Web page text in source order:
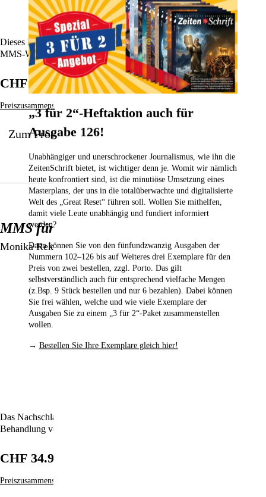
Dieses Buch ist das gegenwärtig umfassendste und informativste
MMS-Werk und bei uns neu erhältlich.
Zum Produkt
CHF 34.90
Preiszusammensetzung
MMS für Tiere
Monika Rekelhof
Das Nachschlagewerk für die ganzheitliche und eigenverantwortliche
Behandlung von Tieren mit MMS & CDL.
CHF 34.90
Preiszusammensetzung
„3 für 2“-Heftaktion auch für
Ausgabe 126!
Unabhängiger und unerschrockener Journalismus, wie ihn die
ZeitenSchrift bietet, ist wichtiger denn je. Womit wir nämlich
heute konfrontiert sind, ist die minutiöse Umsetzung eines
Masterplans, der uns in die totalüberwachte und digitalisierte
Welt des „Great Reset“ führen soll. Wollen Sie mithelfen,
damit viele Leute unabhängig und fundiert informiert
werden?
Dann können Sie von den fünfundzwanzig Ausgaben der
Nummern 102–126 bis auf Weiteres drei Exemplare für den
Preis von zwei bestellen, zzgl. Porto. Das gilt
selbstverständlich auch für entsprechend vielfache Mengen
(z.Bsp. 9 Stück bestellen und nur 6 bezahlen). Dabei können
Sie frei wählen, welche und wie viele Exemplare der
Ausgaben Sie zu einem „3 für 2“-Paket zusammenstellen
wollen.
→ Bestellen Sie Ihre Exemplare gleich hier!